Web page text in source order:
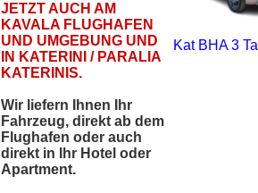
JETZT AUCH AM
KAVALA FLUGHAFEN
UND UMGEBUNG UND
IN KATERINI / PARALIA
KATERINIS.
Wir liefern Ihnen Ihr
Fahrzeug, direkt ab dem
Flughafen oder auch
direkt in Ihr Hotel oder
Apartment.
Kat BHA3